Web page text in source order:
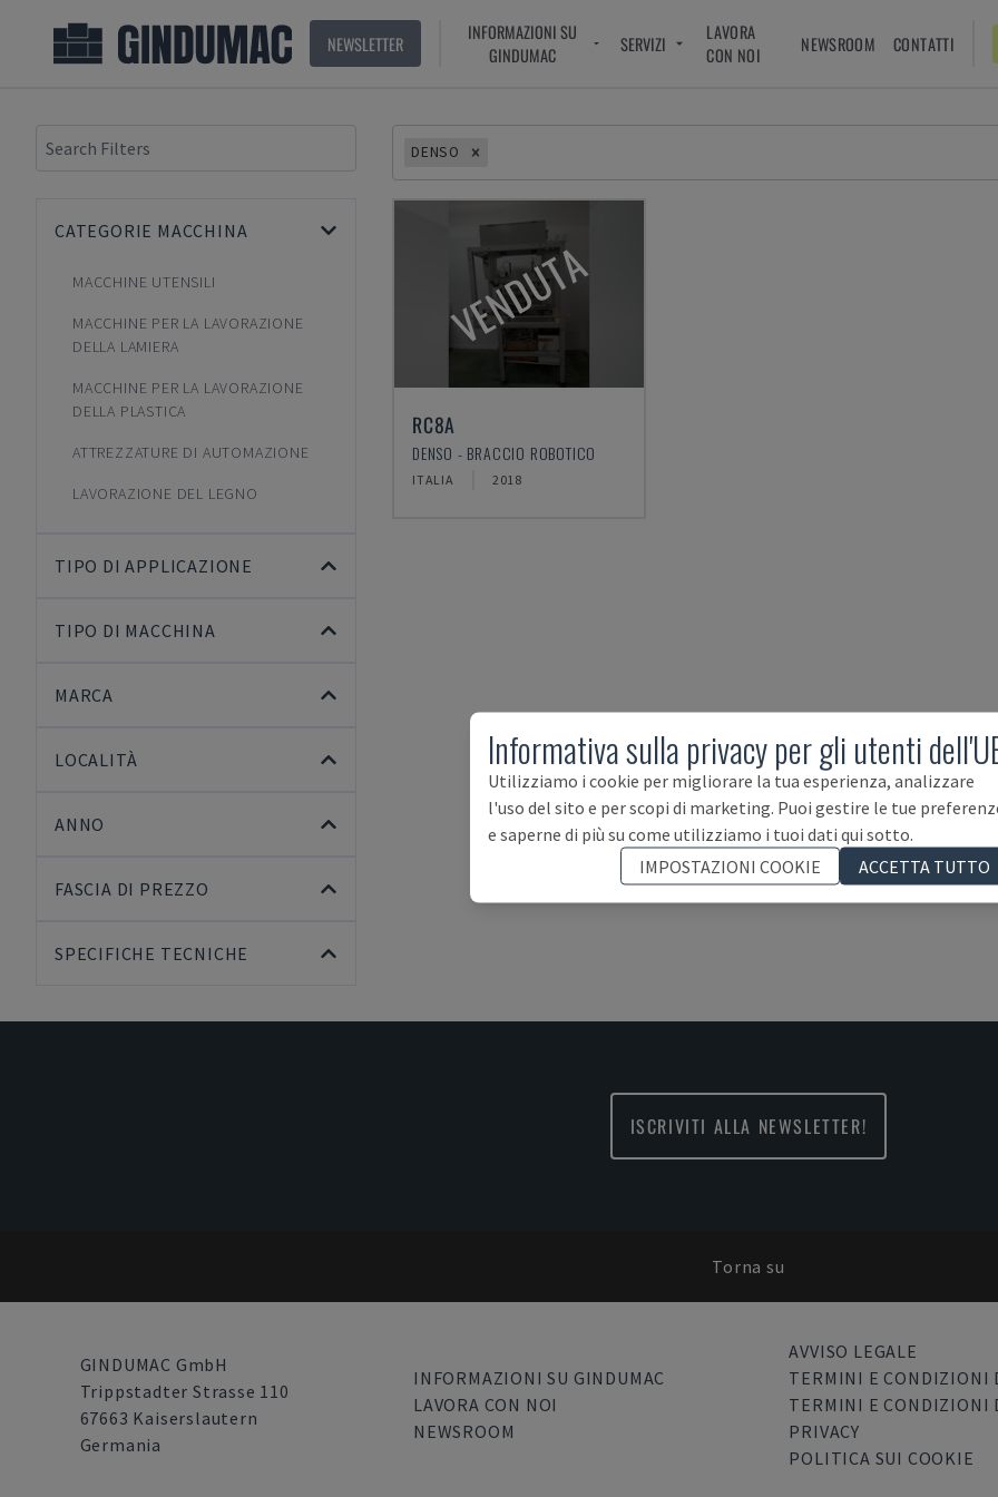
NEWSLETTER
INFORMAZIONI SU
GINDUMAC
SERVIZI
LAVORA
CON NOI
NEWSROOM CONTATTI
CATEGORIE MACCHINA
MACCHINE UTENSILI
MACCHINE PER LA LAVORAZIONE
DELLA LAMIERA
MACCHINE PER LA LAVORAZIONE
DELLA PLASTICA
ATTREZZATURE DI AUTOMAZIONE
LAVORAZIONE DEL LEGNO
TIPO DI APPLICAZIONE
TIPO DI MACCHINA
MARCA
LOCALITÀ
ANNO
FASCIA DI PREZZO
SPECIFICHE TECNICHE
DENSO
VENDUTA
RC8A
DENSO - BRACCIO ROBOTICO
ITALIA 2018
ISCRIVITI ALLA NEWSLETTER!
Torna su
GINDUMAC GmbH
Trippstadter Strasse 110
67663 Kaiserslautern
Germania
INFORMAZIONI SU GINDUMAC
LAVORA CON NOI
NEWSROOM
AVVISO LEGALE
TERMINI E CONDIZIONI
TERMINI E CONDIZIONI
PRIVACY
POLITICA SUI COOKIE
Informativa sulla privacy per gli utenti
Utilizziamo i cookie per migliorare la tua esperienza, analizzare
l'uso del sito e per scopi di marketing. Puoi gestire le tue
e saperne di più su come utilizziamo i tuoi dati qui sotto.
IMPOSTAZIONI COOKIE
ACCETTA TUTTO